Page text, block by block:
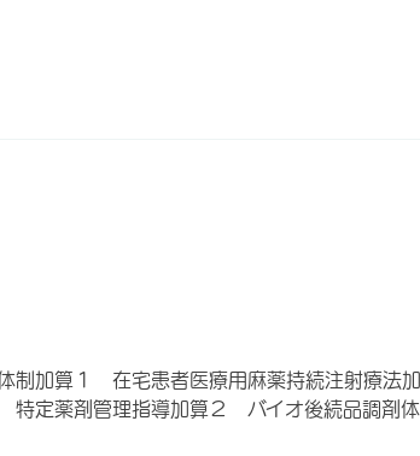
制加算１ 在宅患者医療用麻薬持続注射療法加
定薬剤管理指導加算２ バイオ後続品調剤体